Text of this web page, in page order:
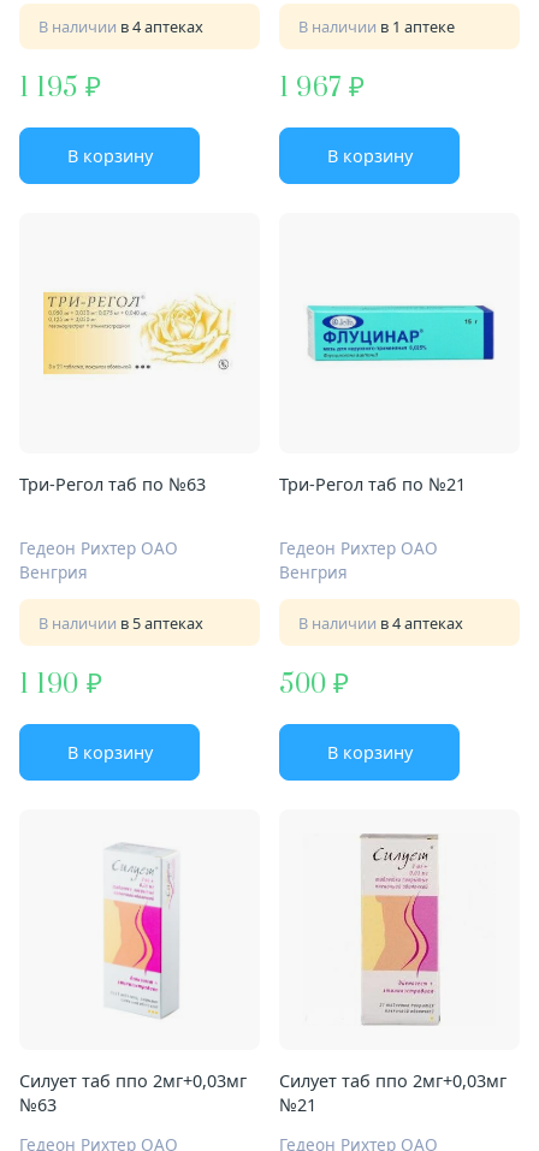
В наличии в 4 аптеках
1 195
В корзину
В наличии в 1 аптеке
1 967
В корзину
Три-Регол таб по №63
Гедеон Рихтер ОАО
Венгрия
В наличии в 5 аптеках
1 190
В корзину
Три-Регол таб по №21
Гедеон Рихтер ОАО
Венгрия
В наличии в 4 аптеках
500
В корзину
Силует таб ппо 2мг+0,03мг
№63
Гедеон Рихтер ОАО
Силует таб ппо 2мг+0,03мг
№21
Гедеон Рихтер ОАО